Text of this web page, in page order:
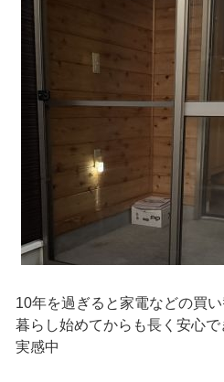
10年を過ぎると家電などの買
暮らし始めてからも長く安心
実感中